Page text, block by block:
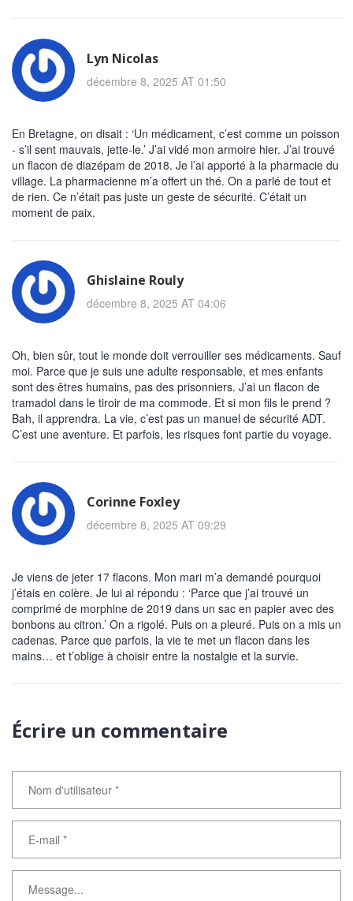
Lyn Nicolas
décembre 8, 2025 AT 01:50
En Bretagne, on disait : ‘Un médicament, c’est comme un poisson
- s’il sent mauvais, jette-le.’ J’ai vidé mon armoire hier. J’ai trouvé
un flacon de diazépam de 2018. Je l’ai apporté à la pharmacie du
village. La pharmacienne m’a offert un thé. On a parlé de tout et
de rien. Ce n’était pas juste un geste de sécurité. C’était un
moment de paix.
Ghislaine Rouly
décembre 8, 2025 AT 04:06
Oh, bien sûr, tout le monde doit verrouiller ses médicaments. Sauf
moi. Parce que je suis une adulte responsable, et mes enfants
sont des êtres humains, pas des prisonniers. J’ai un flacon de
tramadol dans le tiroir de ma commode. Et si mon fils le prend ?
Bah, il apprendra. La vie, c’est pas un manuel de sécurité ADT.
C’est une aventure. Et parfois, les risques font partie du voyage.
Corinne Foxley
décembre 8, 2025 AT 09:29
Je viens de jeter 17 flacons. Mon mari m’a demandé pourquoi
j’étais en colère. Je lui ai répondu : ‘Parce que j’ai trouvé un
comprimé de morphine de 2019 dans un sac en papier avec des
bonbons au citron.’ On a rigolé. Puis on a pleuré. Puis on a mis un
cadenas. Parce que parfois, la vie te met un flacon dans les
mains… et t’oblige à choisir entre la nostalgie et la survie.
Écrire un commentaire